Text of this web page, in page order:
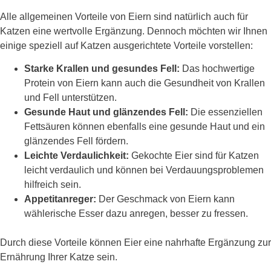
Alle allgemeinen Vorteile von Eiern sind natürlich auch für
Katzen eine wertvolle Ergänzung. Dennoch möchten wir Ihnen
einige speziell auf Katzen ausgerichtete Vorteile vorstellen:
Starke Krallen und gesundes Fell: Das hochwertige
Protein von Eiern kann auch die Gesundheit von Krallen
und Fell unterstützen.
Gesunde Haut und glänzendes Fell: Die essenziellen
Fettsäuren können ebenfalls eine gesunde Haut und ein
glänzendes Fell fördern.
Leichte Verdaulichkeit: Gekochte Eier sind für Katzen
leicht verdaulich und können bei Verdauungsproblemen
hilfreich sein.
Appetitanreger: Der Geschmack von Eiern kann
wählerische Esser dazu anregen, besser zu fressen.
Durch diese Vorteile können Eier eine nahrhafte Ergänzung zur
Ernährung Ihrer Katze sein.